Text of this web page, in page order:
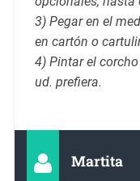
3) Pegar en el
en cartón o
4) Pintar el
ud. prefiera.
Martita